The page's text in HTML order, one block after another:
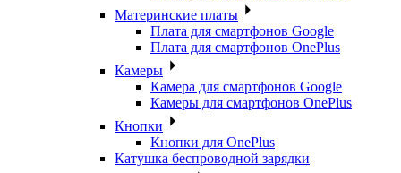
Материнские платы
Плата для смартфонов Google
Плата для смартфонов OnePlus
Камеры
Камера для смартфонов Google
Камеры для смартфонов OnePlus
Кнопки
Кнопки для OnePlus
Катушка беспроводной зарядки